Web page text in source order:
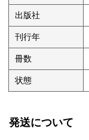
出版社
刊行年
冊数
状態
発送について